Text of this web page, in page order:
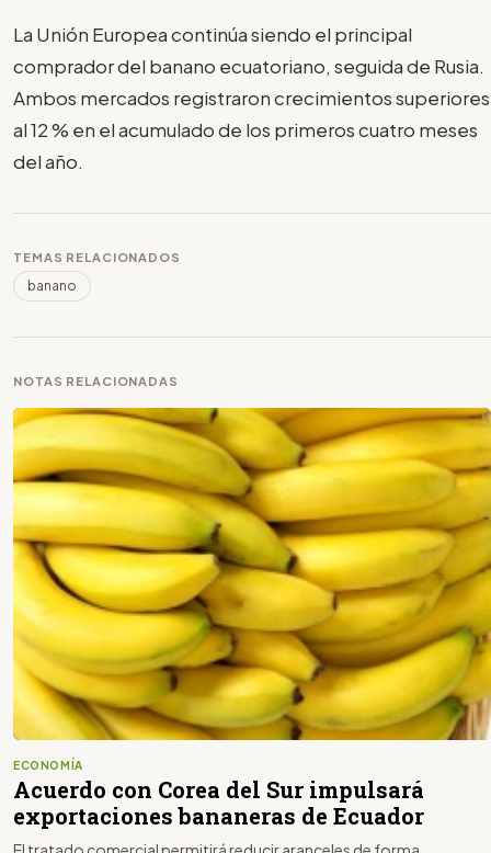
La Unión Europea continúa siendo el principal
comprador del banano ecuatoriano, seguida de Rusia.
Ambos mercados registraron crecimientos superiores
al 12 % en el acumulado de los primeros cuatro meses
del año.
TEMAS RELACIONADOS
banano
NOTAS RELACIONADAS
ECONOMÍA
Acuerdo con Corea del Sur impulsará
exportaciones bananeras de Ecuador